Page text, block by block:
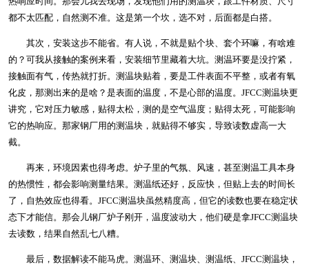
都不太匹配，自然测不准。这是第一个坎，选不对，后面都是白搭。
其次，安装这步不能省。有人说，不就是贴个块、套个环嘛，有啥难
的？可我从接触的案例来看，安装细节里藏着大坑。测温环要是没拧紧，
接触面有气，传热就打折。测温块贴着，要是工件表面不平整，或者有氧
化皮，那测出来的是啥？是表面的温度，不是心部的温度。JFCC测温块更
讲究，它对压力敏感，贴得太松，测的是空气温度；贴得太死，可能影响
它的热响应。那家钢厂用的测温块，就贴得不够实，导致读数虚高一大
截。
再来，环境因素也得考虑。炉子里的气氛、风速，甚至测温工具本身
的热惯性，都会影响测量结果。测温纸还好，反应快，但贴上去的时间长
了，自热效应也得看。JFCC测温块虽然精度高，但它的读数也要在稳定状
态下才能信。那会儿钢厂炉子刚开，温度波动大，他们硬是拿JFCC测温块
去读数，结果自然乱七八糟。
最后，数据解读不能马虎。测温环、测温块、测温纸、JFCC测温块，